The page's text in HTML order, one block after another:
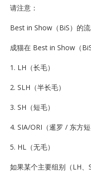
请注意：
Best in Show（BiS）的
成猫在 Best in Show（
1. LH（长毛）
2. SLH（半长毛）
3. SH（短毛）
4. SIA/ORI（暹罗 / 东方短
5. HL（无毛）
如果某个主要组别（LH